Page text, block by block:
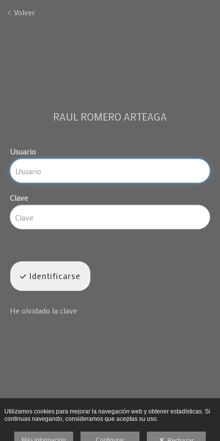
Volver
RAUL ROMERO ARTEAGA
Usuario
Clave
Identificarse
He olvidado la clave
Utilizamos cookies para mejorar la navegación web y obtener estadísticas. Si
continuas navegando, consideramos que aceptas su uso.